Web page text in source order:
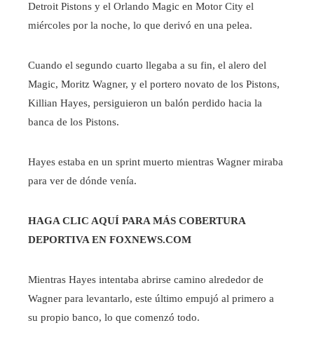
Detroit Pistons y el Orlando Magic en Motor City el
miércoles por la noche, lo que derivó en una pelea.
Cuando el segundo cuarto llegaba a su fin, el alero del
Magic, Moritz Wagner, y el portero novato de los Pistons,
Killian Hayes, persiguieron un balón perdido hacia la
banca de los Pistons.
Hayes estaba en un sprint muerto mientras Wagner miraba
para ver de dónde venía.
HAGA CLIC AQUÍ PARA MÁS COBERTURA
DEPORTIVA EN FOXNEWS.COM
Mientras Hayes intentaba abrirse camino alrededor de
Wagner para levantarlo, este último empujó al primero a
su propio banco, lo que comenzó todo.